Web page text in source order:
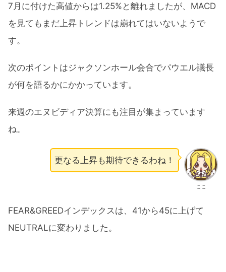
7月に付けた高値からは1.25%と離れましたが、MACD
を見てもまだ上昇トレンドは崩れてはいないようで
す。
次のポイントはジャクソンホール会合でパウエル議長
が何を語るかにかかっています。
来週のエヌビディア決算にも注目が集まっています
ね。
ここ
更なる上昇も期待できるわね！
FEAR&GREEDインデックスは、41から45に上げて
NEUTRALに変わりました。